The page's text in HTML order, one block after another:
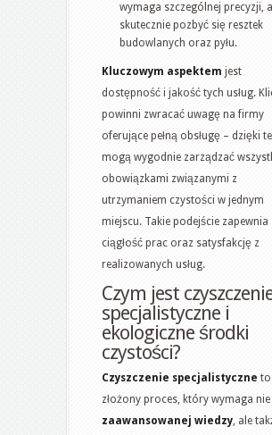
wymaga szczególnej precyzji,
skutecznie pozbyć się resztek
budowlanych oraz pyłu.
Kluczowym aspektem jest
dostępność i jakość tych usług.
powinni zwracać uwagę na firmy
oferujące pełną obsługę – dzięki
mogą wygodnie zarządzać
obowiązkami związanymi z
utrzymaniem czystości w jednym
miejscu. Takie podejście zapewnia
ciągłość prac oraz satysfakcję z
realizowanych usług.
Czym jest
specjalistyczne i
ekologiczne środki
czystości?
Czyszczenie specjalistyczne to
złożony proces, który wymaga
zaawansowanej wiedzy, ale